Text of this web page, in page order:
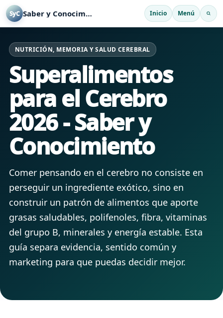
SyC Saber y Conocimiento Inicio Menú
NUTRICIÓN, MEMORIA Y SALUD CEREBRAL
Superalimentos
para el Cerebro
2026 - Saber y
Conocimiento
Comer pensando en el cerebro no consiste en
perseguir un ingrediente exótico, sino en
construir un patrón de alimentos que aporte
grasas saludables, polifenoles, fibra, vitaminas
del grupo B, minerales y energía estable. Esta
guía separa evidencia, sentido común y
marketing para que puedas decidir mejor.